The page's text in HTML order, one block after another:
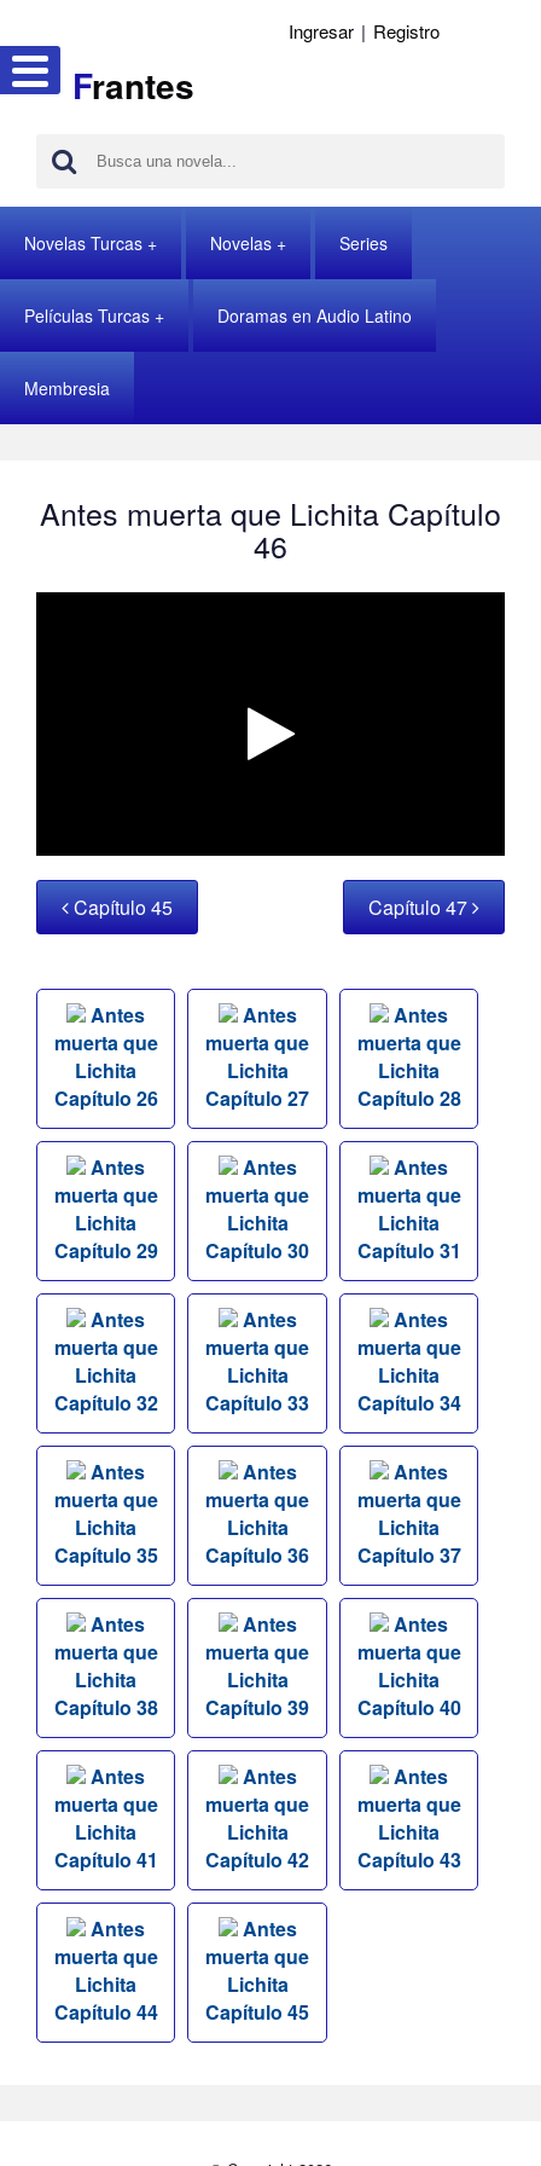
Frantes
Ingresar | Registro
Novelas Turcas Novelas Series
Películas Turcas Doramas en Audio Latino
Membresia
Antes muerta que Lichita Capítulo
46
Capítulo 45 Capítulo 47
Antes
muerta que
Lichita
Capítulo 26
Antes
muerta que
Lichita
Capítulo 27
Antes
muerta que
Lichita
Capítulo 28
Antes
muerta que
Lichita
Capítulo 29
Antes
muerta que
Lichita
Capítulo 30
Antes
muerta que
Lichita
Capítulo 31
Antes
muerta que
Lichita
Capítulo 32
Antes
muerta que
Lichita
Capítulo 33
Antes
muerta que
Lichita
Capítulo 34
Antes
muerta que
Lichita
Capítulo 35
Antes
muerta que
Lichita
Capítulo 36
Antes
muerta que
Lichita
Capítulo 37
Antes
muerta que
Lichita
Capítulo 38
Antes
muerta que
Lichita
Capítulo 39
Antes
muerta que
Lichita
Capítulo 40
Antes
muerta que
Lichita
Capítulo 41
Antes
muerta que
Lichita
Capítulo 42
Antes
muerta que
Lichita
Capítulo 43
Antes
muerta que
Lichita
Capítulo 44
Antes
muerta que
Lichita
Capítulo 45